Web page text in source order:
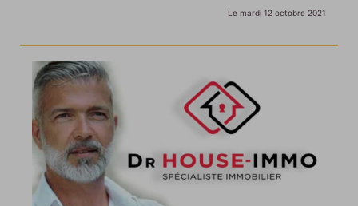
Le mardi 12 octobre 2021